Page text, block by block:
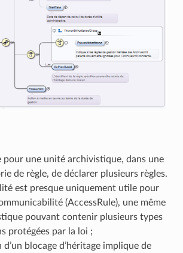
pour une unité archivistique, dans une
de règle, de déclarer plusieurs règles.
est presque uniquement utile pour
(AccessRule), une même
pouvant contenir plusieurs types
protégées par la loi ;
d’un blocage d’héritage implique de